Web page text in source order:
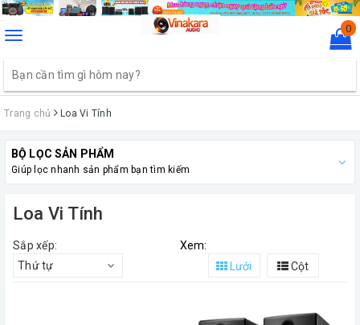
Toggle
0
Trang chủ Loa Vi Tính
BỘ LỌC SẢN PHẨM
Giúp lọc nhanh sản phẩm bạn tìm kiếm
Loa Vi Tính
Sắp xếp:
Thứ tự
Xem:
Lưới
Cột